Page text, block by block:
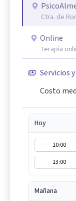
Ctra. de
Online
Terapia
Servicios
Costo
Hoy
10:00
13:00
Mañana